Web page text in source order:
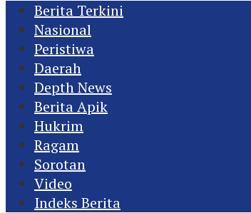
Berita Terkini
Nasional
Peristiwa
Daerah
Depth News
Berita Apik
Hukrim
Ragam
Sorotan
Video
Indeks Berita